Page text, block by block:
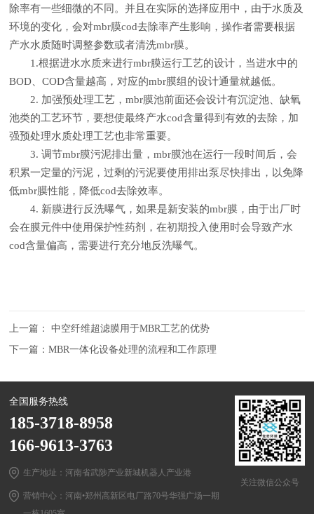
除率有一些细微的不同。并且在实际的选择应用中，由于水质及
环境的变化，会对mbr膜cod去除率产生影响，操作者需要根据
产水水质随时调整参数或者清洗mbr膜。
1.根据进水水质来进行mbr膜运行工艺的设计，当进水中的
BOD、COD含量越高，对应的mbr膜组的设计通量就越低。
2. 加强预处理工艺，mbr膜池前面还会设计有沉淀池、缺氧
池类的工艺环节，要想使最终产水cod含量得到有效的去除，加
强预处理水质处理工艺也非常重要。
3. 调节mbr膜污泥排出量，mbr膜池在运行一段时间后，会
积累一定量的污泥，过剩的污泥要使用排出泵尽快排出，以免降
低mbr膜性能，降低cod去除效率。
4. 新膜进行反洗曝气，如果是新安装的mbr膜，由于出厂时
会在膜元件中使用保护性药剂，在初期投入使用时会导致产水
cod含量偏高，需要进行充分地反洗曝气。
上一篇：中空纤维超滤膜用于MBR工艺的优势
下一篇：MBR一体化设备处理的流程和工作原理
全国服务热线
185-3718-8958
166-9613-3763
生产地址：河南省武陟产业新城机器人产业港
营销中心：河南•郑州高新区电厂路70号华强广场一期
关注微信公众号